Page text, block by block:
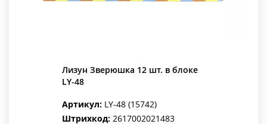
Лизун Зверюшка 12 шт. в блоке
LY-48
Артикул: LY-48 (15742)
Штрихкод: 2617002021483